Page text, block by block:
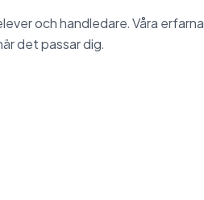
och handledare. Våra erfarna
det passar dig.